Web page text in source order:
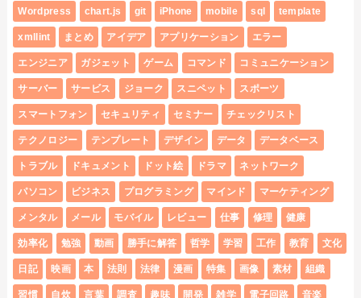
Wordpress chart.js git iPhone mobile sql template
xmllint まとめ アイデア アプリケーション エラー
エンジニア ガジェット ゲーム コマンド コミュニケーション
サーバー サービス ジョーク スニペット スポーツ
スマートフォン セキュリティ セミナー チェックリスト
テクノロジー テンプレート デザイン データ データベース
トラブル ドキュメント ドット絵 ドラマ ネットワーク
パソコン ビジネス プログラミング マインド マーケティング
メンタル メール モバイル レビュー 仕事 修理 健康
効率化 勉強 動画 勝手に解答 哲学 学習 工作 教育 文化
日記 映画 本 法則 法律 漫画 特集 画像 素材 組織
習慣 自炊 言葉 調査 趣味 開発 雑学 電子回路 音楽